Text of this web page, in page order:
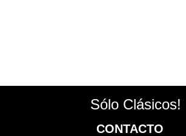
Sólo Clásicos!
CONTACTO